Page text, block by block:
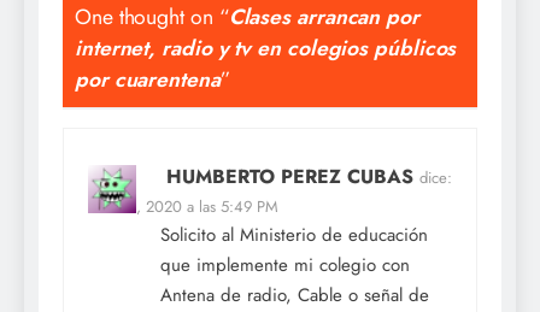
One thought on “Clases arrancan por
internet, radio y tv en colegios públicos
por cuarentena”
HUMBERTO PEREZ CUBAS dice:
Mar 30, 2020 a las 5:49 PM
Solicito al Ministerio de educación
que implemente mi colegio con
Antena de radio, Cable o señal de